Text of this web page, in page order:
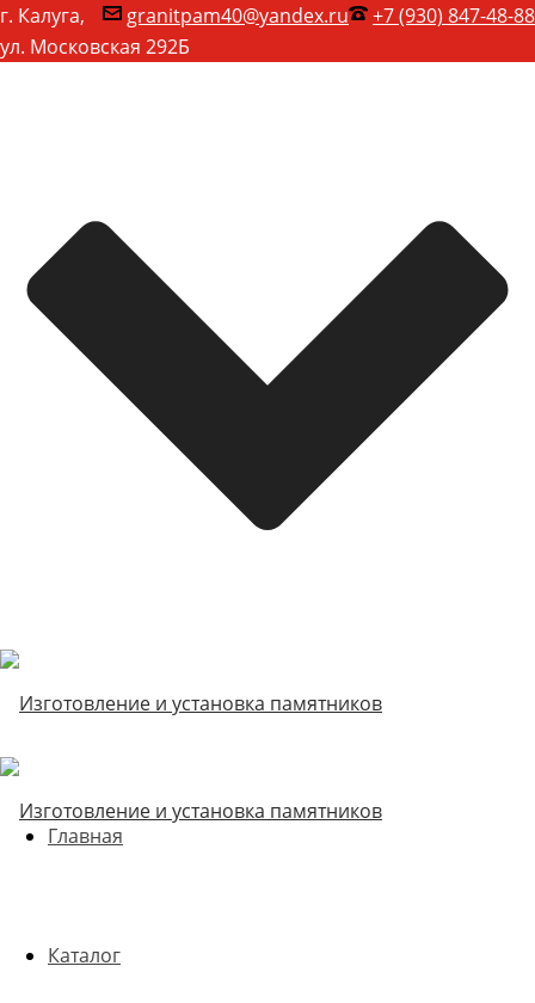
+7 (930) 847-48-88
granitpam40@yandex.ru
г. Калуга,
ул. Московская 292Б
Главная
Каталог